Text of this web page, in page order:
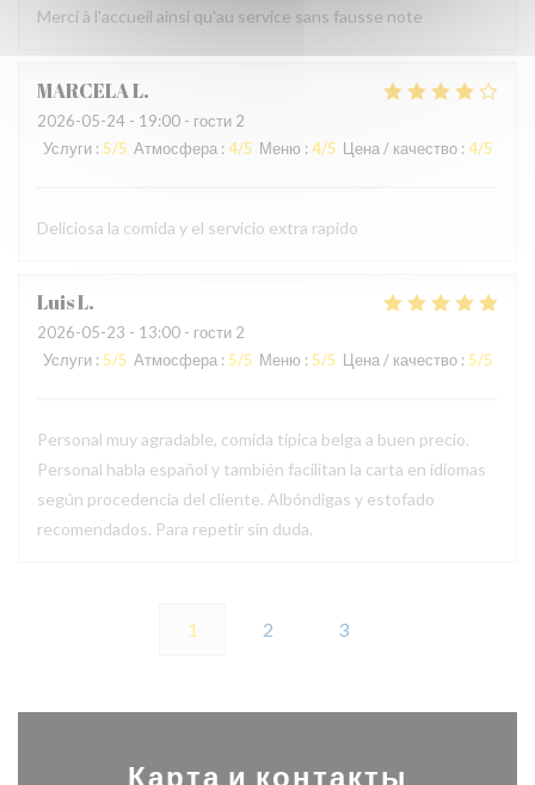
Merci à l'accueil ainsi qu'au service sans fausse note
MARCELAL
2026-05-24 - 19:00 - гости 2
Услуги : 5/5 Атмосфера : 4/5 Меню : 4/5 Цена / качество : 4/5
Deliciosa la comida y el servicio extra rapido
LuisL
2026-05-23 - 13:00 - гости 2
Услуги : 5/5 Атмосфера : 5/5 Меню : 5/5 Цена / качество : 5/5
Personal muy agradable, comida típica belga a buen precio.
Personal habla español y también facilitan la carta en idiomas
según procedencia del cliente. Albóndigas y estofado
recomendados. Para repetir sin duda.
1 2 3
Карта и контакты